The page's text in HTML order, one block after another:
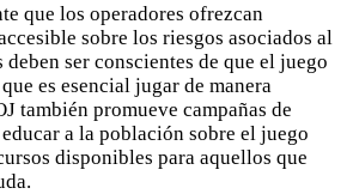
que los operadores ofrezcan
sobre los riesgos asociados al
ser conscientes de que el juego
es esencial jugar de manera
también promueve campañas de
a la población sobre el juego
disponibles para aquellos que